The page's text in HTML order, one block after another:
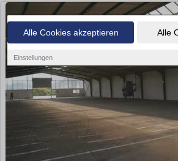
Alle Cookies akzeptieren Alle
Einstellungen